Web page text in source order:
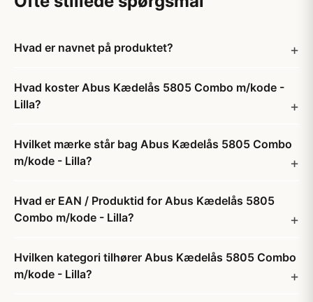
Hvad er navnet på produktet?
Hvad koster Abus Kædelås 5805 Combo m/kode -
Lilla?
Hvilket mærke står bag Abus Kædelås 5805 Combo
m/kode - Lilla?
Hvad er EAN / Produktid for Abus Kædelås 5805
Combo m/kode - Lilla?
Hvilken kategori tilhører Abus Kædelås 5805 Combo
m/kode - Lilla?